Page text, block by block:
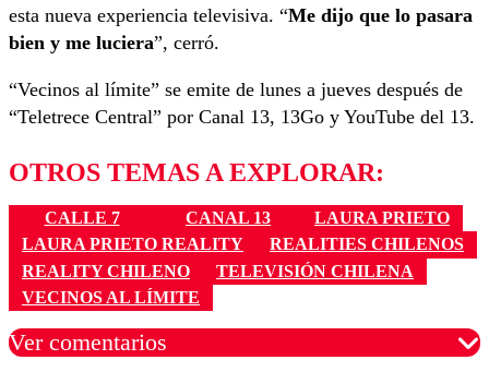
esta nueva experiencia televisiva. “Me dijo que lo pasara
bien y me luciera”, cerró.
“Vecinos al límite” se emite de lunes a jueves después de
“Teletrece Central” por Canal 13, 13Go y YouTube del 13.
OTROS TEMAS A EXPLORAR:
CALLE 7 CANAL 13
LAURA PRIETO
LAURA PRIETO REALITY
REALITIES CHILENOS
REALITY CHILENO
TELEVISIÓN CHILENA
VECINOS AL LÍMITE
Ver comentarios